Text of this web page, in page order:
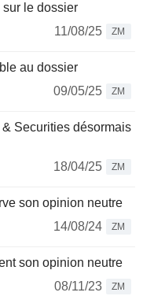
sur le dossier
11/08/25
ZM
au dossier
09/05/25
ZM
Securities désormais
18/04/25
ZM
son opinion neutre
14/08/24
ZM
son opinion neutre
08/11/23
ZM